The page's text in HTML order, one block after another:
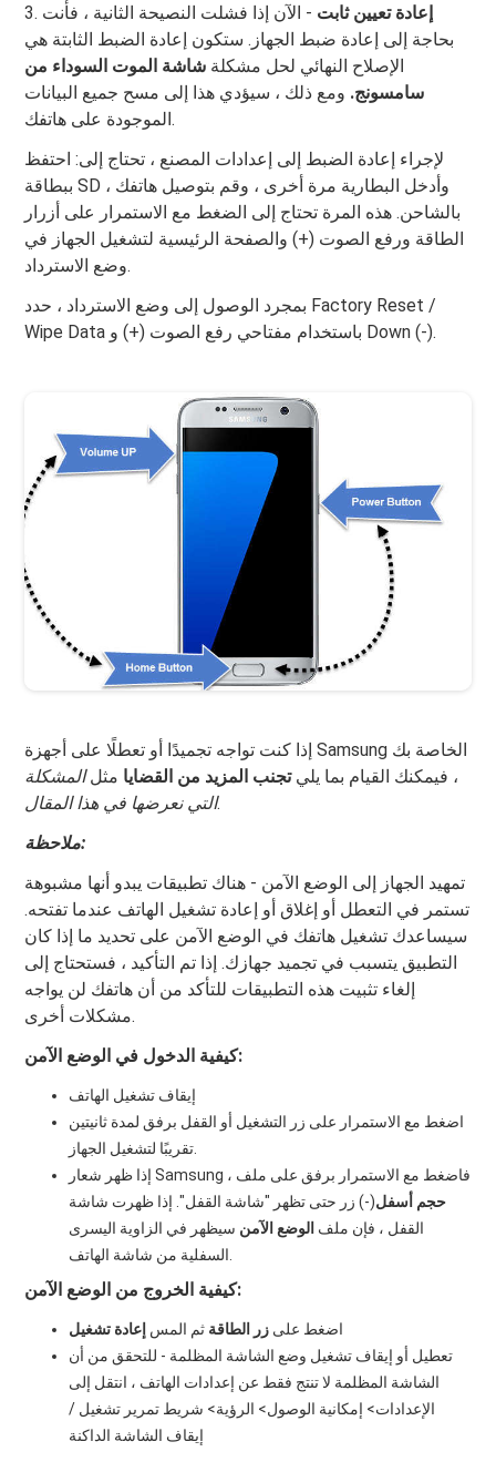
3. إعادة تعيين ثابت - الآن إذا فشلت النصيحة الثانية ، فأنت
بحاجة إلى إعادة ضبط الجهاز. ستكون إعادة الضبط الثابتة هي
الإصلاح النهائي لحل مشكلة شاشة الموت السوداء من
سامسونج. ومع ذلك ، سيؤدي هذا إلى مسح جميع البيانات
الموجودة على هاتفك.
لإجراء إعادة الضبط إلى إعدادات المصنع ، تحتاج إلى: احتفظ
ببطاقة SD ، وأدخل البطارية مرة أخرى ، وقم بتوصيل هاتفك
بالشاحن. هذه المرة تحتاج إلى الضغط مع الاستمرار على أزرار
الطاقة ورفع الصوت (+) والصفحة الرئيسية لتشغيل الجهاز في
وضع الاسترداد.
بمجرد الوصول إلى وضع الاسترداد ، حدد Factory Reset /
Wipe Data باستخدام مفتاحي رفع الصوت (+) و Down (-).
إذا كنت تواجه تجميدًا أو تعطلًا على أجهزة Samsung الخاصة بك
، فيمكنك القيام بما يليتجنب المزيد من القضايا مثلالمشكلة
التي نعرضها في هذا المقال.
ملاحظة:
تمهيد الجهاز إلى الوضع الآمن - هناك تطبيقات يبدو أنها مشبوهة
تستمر في التعطل أو إغلاق أو إعادة تشغيل الهاتف عندما تفتحه.
سيساعدك تشغيل هاتفك في الوضع الآمن على تحديد ما إذا كان
التطبيق يتسبب في تجميد جهازك. إذا تم التأكيد ، فستحتاج إلى
إلغاء تثبيت هذه التطبيقات للتأكد من أن هاتفك لن يواجه
مشكلات أخرى.
كيفية الدخول في الوضع الآمن:
إيقاف تشغيل الهاتف
اضغط مع الاستمرار على زر التشغيل أو القفل برفق لمدة ثانيتين
إذا ظهر شعار Samsung ، فاضغط مع الاستمرار برفق على ملف
حجم أسفل(-) زر حتى تظهر "شاشة القفل". إذا ظهرت شاشة
القفل ، فإن ملف الوضع الآمن سيظهر في الزاوية اليسرى
كيفية الخروج من الوضع الآمن:
اضغط على زر الطاقة ثم المس إعادة تشغيل
تعطيل أو إيقاف تشغيل وضع الشاشة المظلمة - للتحقق من أن
الشاشة المظلمة لا تنتج فقط عن إعدادات الهاتف ، انتقل إلى
الإعدادات> إمكانية الوصول> الرؤية> شريط تمرير تشغيل /
إيقاف الشاشة الداكنة